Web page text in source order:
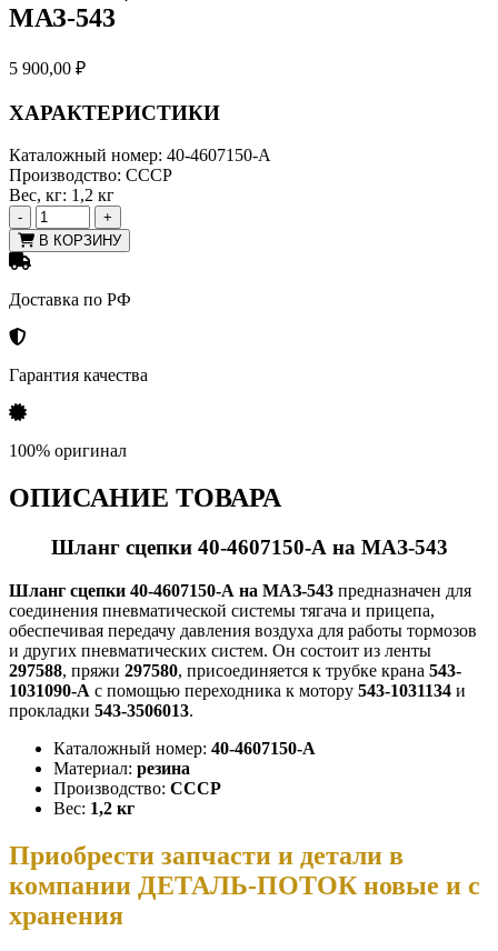
МАЗ-543
5 900,00 ₽
ХАРАКТЕРИСТИКИ
Каталожный номер: 40-4607150-А
Производство: СССР
Вес, кг: 1,2 кг
-
+
В КОРЗИНУ
Доставка по РФ
Гарантия качества
100% оригинал
ОПИСАНИЕ ТОВАРА
Шланг сцепки 40-4607150-А на МАЗ-543
Шланг сцепки 40-4607150-А на МАЗ-543 предназначен для
соединения пневматической системы тягача и прицепа,
обеспечивая передачу давления воздуха для работы тормозов
и других пневматических систем. Он состоит из ленты
297588, пряжи 297580, присоединяется к трубке крана 543-
1031090-А с помощью переходника к мотору 543-1031134 и
прокладки 543-3506013.
Каталожный номер: 40-4607150-А
Материал: резина
Производство: СССР
Вес: 1,2 кг
Приобрести запчасти и детали в
компании ДЕТАЛЬ-ПОТОК новые и с
хранения